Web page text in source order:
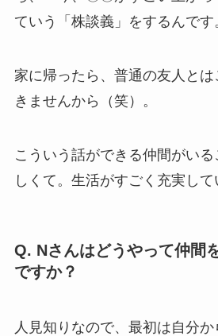
ていう「株談義」をするんです
家に帰ったら、普通の友人と
きませんから（笑）。
こういう話ができる仲間がい
しくて。生活がすごく充実して
Q. Nさんはどうやって仲間
ですか？
人見知りなので、最初は自分か